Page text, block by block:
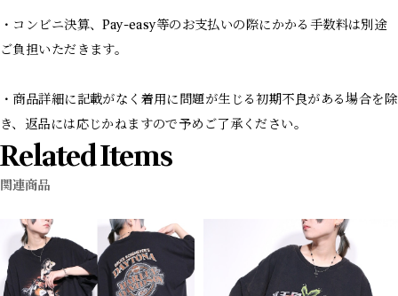
・コンビニ決算、Pay-easy等のお支払いの際にかかる手数料は別途
ご負担いただきます。
・商品詳細に記載がなく着用に問題が生じる初期不良がある場合を除
き、返品には応じかねますので予めご了承ください。
Related Items
関連商品